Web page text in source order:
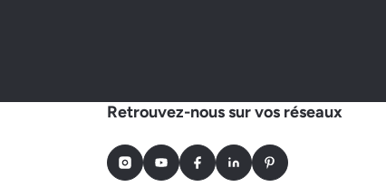
Retrouvez-nous sur vos réseaux
InstagramYoutubeFacebookLinkedInPinterest